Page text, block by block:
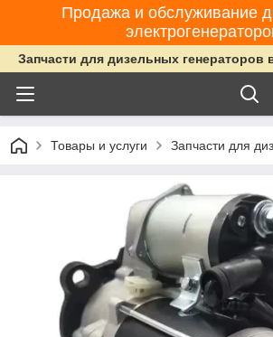
Продажа и обслуживание
Запчасти для дизельных
Товары и услуги Запчасти для